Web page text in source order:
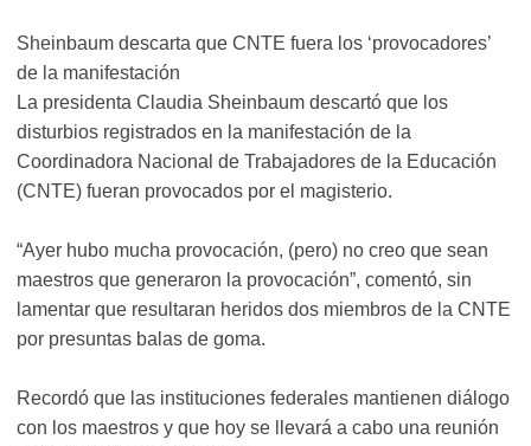
Sheinbaum descarta que CNTE fuera los ‘provocadores’
de la manifestación
La presidenta Claudia Sheinbaum descartó que los
disturbios registrados en la manifestación de la
Coordinadora Nacional de Trabajadores de la Educación
(CNTE) fueran provocados por el magisterio.
“Ayer hubo mucha provocación, (pero) no creo que sean
maestros que generaron la provocación”, comentó, sin
lamentar que resultaran heridos dos miembros de la CNTE
por presuntas balas de goma.
Recordó que las instituciones federales mantienen diálogo
con los maestros y que hoy se llevará a cabo una reunión